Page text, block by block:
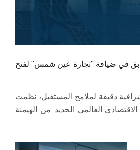
في ضيافة "تجارة عين شمس" لفتح
دقيقة لملامح المستقبل، نظمت
العالمي الجديد: من الهيمنة